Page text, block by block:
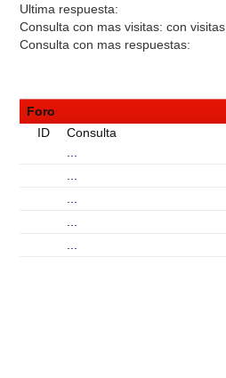
Ultima respuesta:
Consulta con mas visitas: con visitas
Consulta con mas respuestas:
Foro
ID
Consulta